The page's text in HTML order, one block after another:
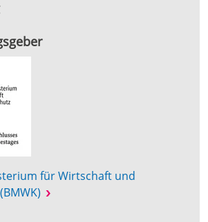
für Wirtschaft und